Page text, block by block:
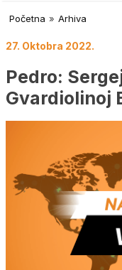
Početna » Arhiva
27. Oktobra 2022.
Pedro:
Gvardiolinoj